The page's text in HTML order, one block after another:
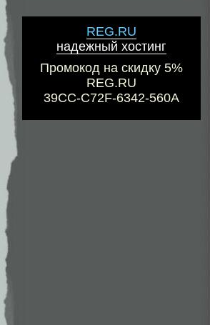
REG.RU
надежный хостинг
Промокод на скидку 5%
REG.RU
39CC-C72F-6342-560A